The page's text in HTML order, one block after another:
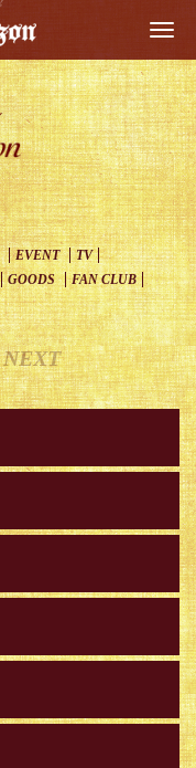
EVENT
TV
GOODS FAN CLUB
NEXT